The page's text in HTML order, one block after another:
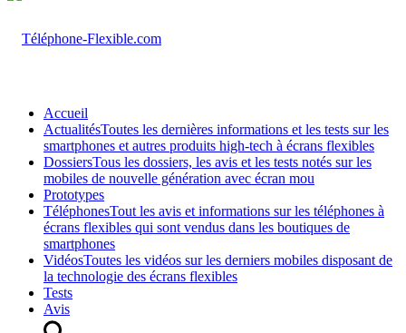
Accueil
ActualitésToutes les dernières informations et les tests sur les
smartphones et autres produits high-tech à écrans flexibles
DossiersTous les dossiers, les avis et les tests notés sur les
mobiles de nouvelle génération avec écran mou
Prototypes
TéléphonesTout les avis et informations sur les téléphones à
écrans flexibles qui sont vendus dans les boutiques de
smartphones
VidéosToutes les vidéos sur les derniers mobiles disposant de
la technologie des écrans flexibles
Tests
Avis